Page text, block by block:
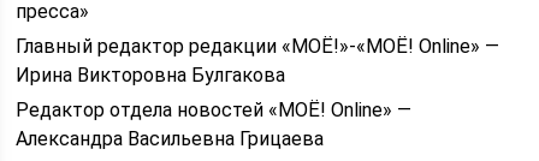
пресса»
Главный редактор редакции «МОЁ!»-«МОЁ! Online» —
Ирина Викторовна Булгакова
Редактор отдела новостей «МОЁ! Online» —
Александра Васильевна Грицаева